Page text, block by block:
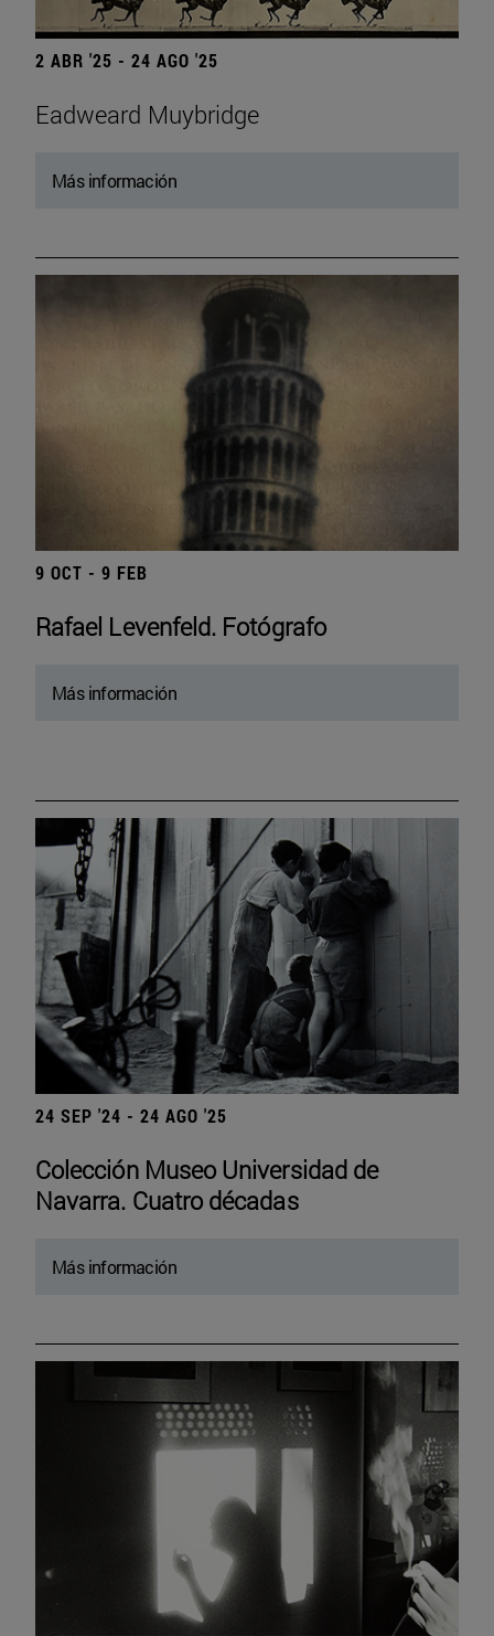
2 ABR '25 - 24 AGO '25
Eadweard Muybridge
Más información
9 OCT - 9 FEB
Rafael Levenfeld. Fotógrafo
Más información
24 SEP '24 - 24 AGO '25
Colección Museo Universidad de
Navarra. Cuatro décadas
Más información